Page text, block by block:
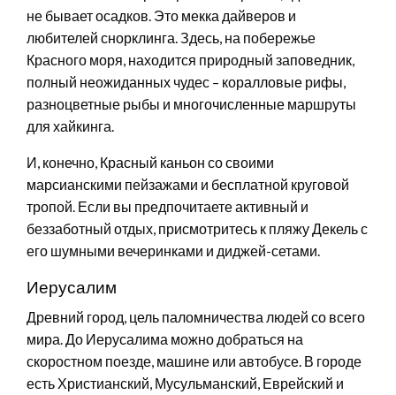
не бывает осадков. Это мекка дайверов и
любителей снорклинга. Здесь, на побережье
Красного моря, находится природный заповедник,
полный неожиданных чудес – коралловые рифы,
разноцветные рыбы и многочисленные маршруты
для хайкинга.
И, конечно, Красный каньон со своими
марсианскими пейзажами и бесплатной круговой
тропой. Если вы предпочитаете активный и
беззаботный отдых, присмотритесь к пляжу Декель с
его шумными вечеринками и диджей-сетами.
Иерусалим
Древний город, цель паломничества людей со всего
мира. До Иерусалима можно добраться на
скоростном поезде, машине или автобусе. В городе
есть Христианский, Мусульманский, Еврейский и